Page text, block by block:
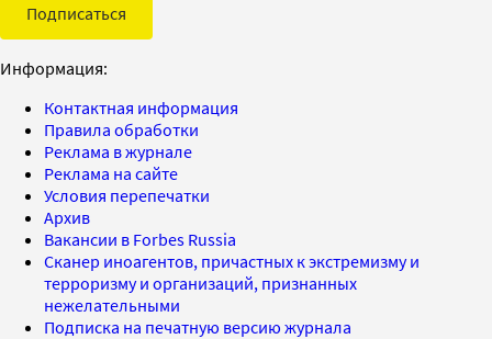
Подписаться
Информация:
Контактная информация
Правила обработки
Реклама в журнале
Реклама на сайте
Условия перепечатки
Архив
Вакансии в Forbes Russia
Сканер иноагентов, причастных к экстремизму и
терроризму и организаций, признанных
нежелательными
Подписка на печатную версию журнала